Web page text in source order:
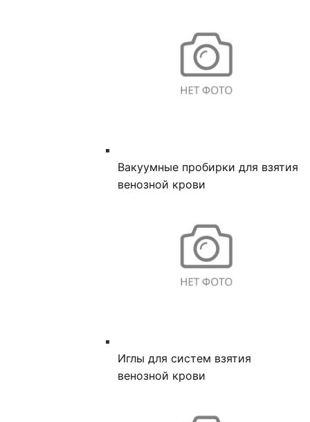
Вакуумные пробирки для взятия
венозной крови
Иглы для систем взятия
венозной крови